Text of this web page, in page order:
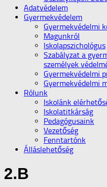
Adatvédelem
Gyermekvédelem
Gyermekvédelmi
Magunkról
Iskolapszichológus
Szabályzat a
személyek
Gyermekvédelmi
Gyermekvédelmi
Rólunk
Iskolánk
Iskolatitkárság
Pedagógusaink
Vezetőség
Fenntartónk
Álláslehetőség
2.B